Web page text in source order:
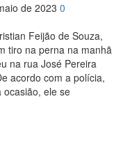
de 2023 0
Feijão de Souza,
tiro na perna na manhã
na rua José Pereira
acordo com a polícia,
ocasião, ele se